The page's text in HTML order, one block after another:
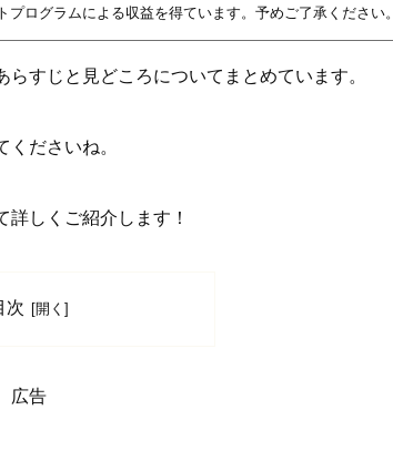
ログラムによる収益を得ています。予めご了承ください。
らすじと見どころについてまとめています。
ださいね。
詳しくご紹介します！
次
広告